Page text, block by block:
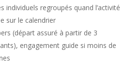
individuels regroupés quand l’activité
sur le calendrier
(départ assuré à partir de 3
engagement guide si moins de